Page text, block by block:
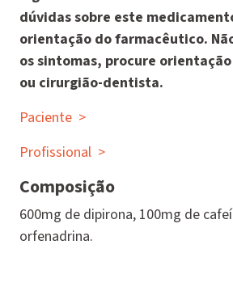
dúvidas sobre este
orientação do farmacêutico.
os sintomas, procure
ou cirurgião-dentista.
Paciente >
Profissional >
Composição
600mg de dipirona, 100mg de
orfenadrina.